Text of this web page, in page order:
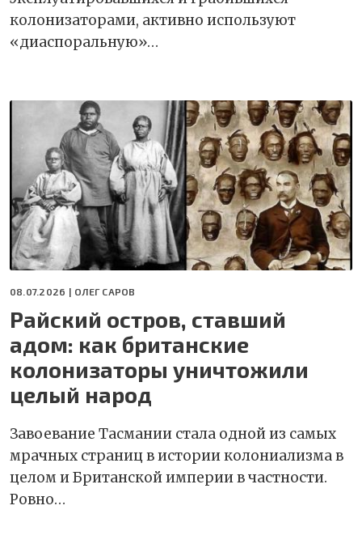
колонизаторами, активно используют
«диаспоральную»…
08.07.2026 | ОЛЕГ САРОВ
Райский остров, ставший
адом: как британские
колонизаторы уничтожили
целый народ
Завоевание Тасмании стала одной из самых
мрачных страниц в истории колониализма в
целом и Британской империи в частности.
Ровно…